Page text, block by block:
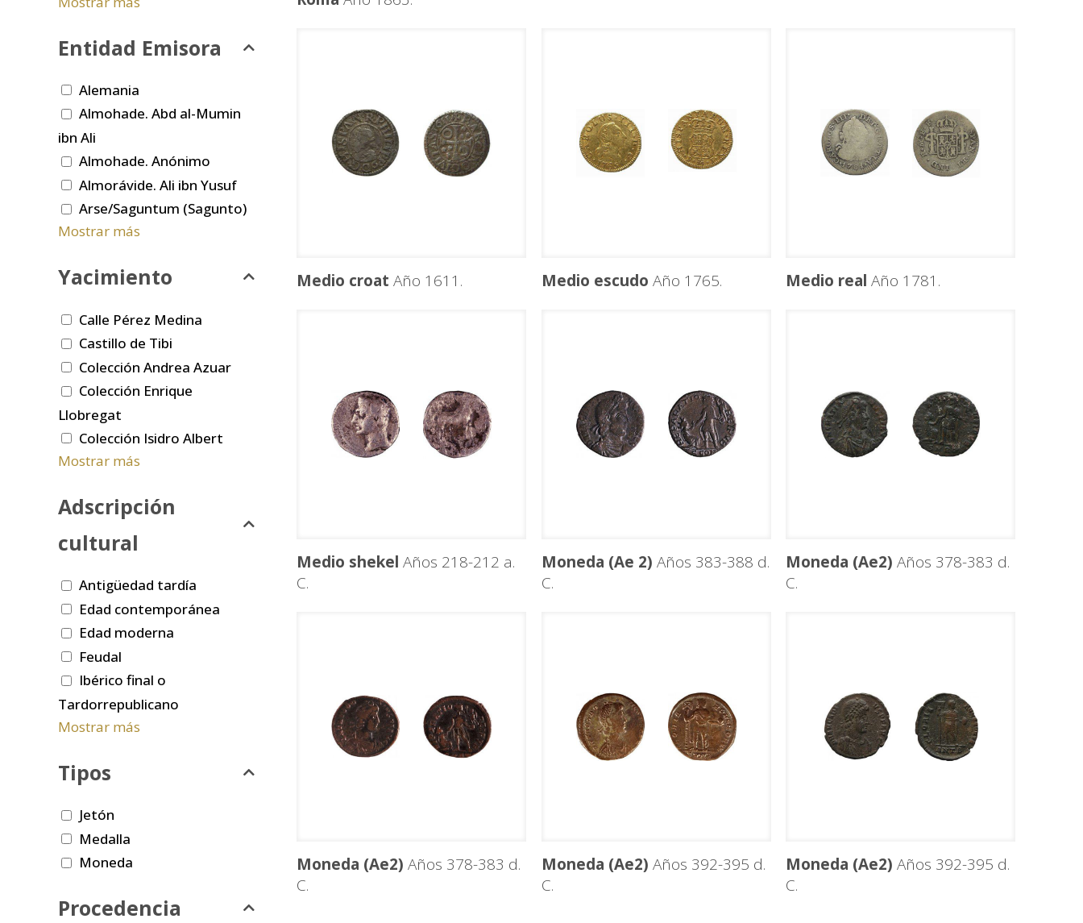
Medio croat Año 1611. Medio escudo Año 1765. Medio real Año 1781.
Medio shekel Años 218-212 a.
C.
Moneda (Ae 2) Años 383-388 d.
C.
Moneda (Ae2) Años 378-383 d.
C.
Moneda (Ae2) Años 378-383 d.
C.
Moneda (Ae2) Años 392-395 d.
C.
Moneda (Ae2) Años 392-395 d.
C.
Entidad Emisora
Alemania
Almohade. Abd al-Mumin
ibn Ali
Almohade. Anónimo
Almorávide. Ali ibn Yusuf
Arse/Saguntum (Sagunto)
Mostrar más
Yacimiento
Calle Pérez Medina
Castillo de Tibi
Colección Andrea Azuar
Colección Enrique
Llobregat
Colección Isidro Albert
Mostrar más
Adscripción
cultural
Antigüedad tardía
Edad contemporánea
Edad moderna
Feudal
Ibérico final o
Tardorrepublicano
Mostrar más
Tipos
Jetón
Medalla
Moneda
Procedencia